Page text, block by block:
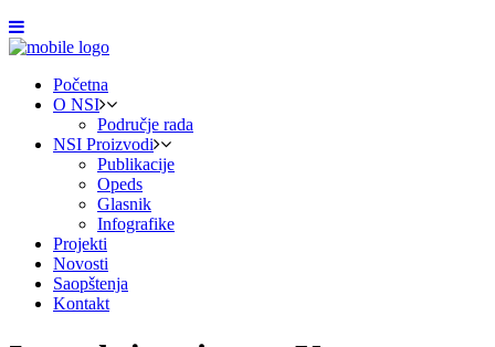
Početna
O NSI
Područje rada
NSI Proizvodi
Publikacije
Opeds
Glasnik
Infografike
Projekti
Novosti
Saopštenja
Kontakt